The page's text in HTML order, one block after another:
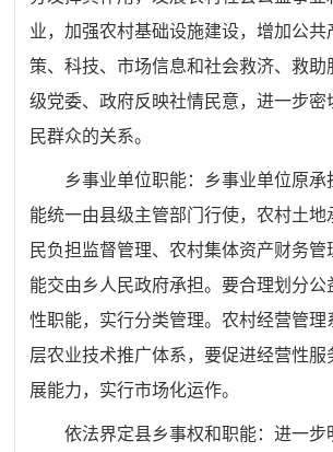
业，加强农村基础设施建设，增加公共
策、科技、市场信息和社会救济、救助
级党委、政府反映社情民意，进一步密
民群众的关系。
乡事业单位职能：
乡事业单位原承
能统一由县级主管部门行使，农村土地
民负担监督管理、农村集体资产财务管
能交由乡人民政府承担。要合理划分公
性职能，实行分类管理。农村经营管理
层农业技术推广体系，要促进经营性服
展能力，实行市场化运作。
依法界定县乡事权和职能：进一步